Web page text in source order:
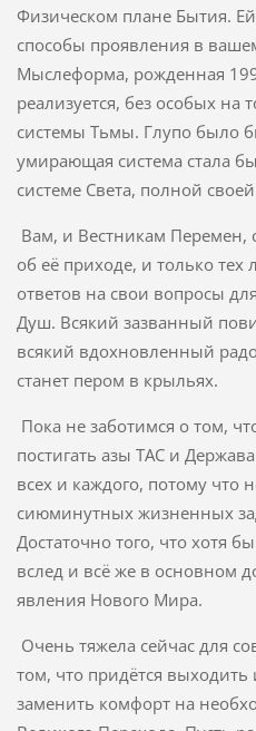
Физическом плане Бытия.
способы проявления в
Мыслеформа, рожденная
реализуется, без особых на
системы Тьмы. Глупо было
умирающая система стала
системе Света, полной
Вам, и Вестникам Перемен,
об её приходе, и только
ответов на свои вопросы
Душ. Всякий зазванный
всякий вдохновленный
станет пером в крыльях.
Пока не заботимся о том,
постигать азы ТАС и
всех и каждого, потому что
сиюминутных жизненных
Достаточно того, что хотя
вслед и всё же в основном
явления Нового Мира.
Очень тяжела сейчас для
том, что придётся выходить
заменить комфорт на